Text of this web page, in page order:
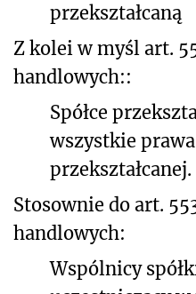
przekształcaną
Z kolei w myśl art.
handlowych::
Spółce
wszystkie
przekształcanej.
Stosownie do art.
handlowych:
Wspólnicy